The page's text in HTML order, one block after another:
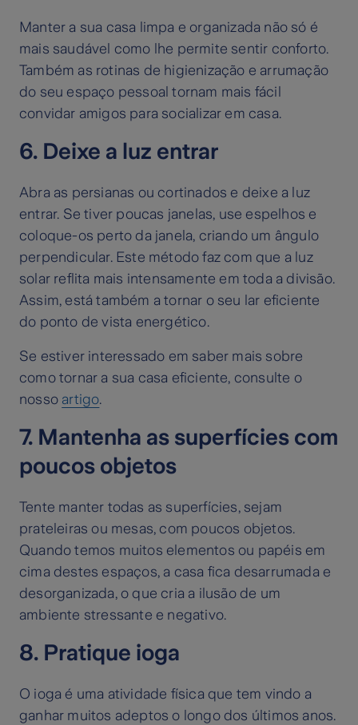
Manter a sua casa limpa e organizada não só é
mais saudável como lhe permite sentir conforto.
Também as rotinas de higienização e arrumação
do seu espaço pessoal tornam mais fácil
convidar amigos para socializar em casa.
6. Deixe a luz entrar
Abra as persianas ou cortinados e deixe a luz
entrar. Se tiver poucas janelas, use espelhos e
coloque-os perto da janela, criando um ângulo
perpendicular. Este método faz com que a luz
solar reflita mais intensamente em toda a divisão.
Assim, está também a tornar o seu lar eficiente
do ponto de vista energético.
Se estiver interessado em saber mais sobre
como tornar a sua casa eficiente, consulte o
nosso artigo.
7. Mantenha as superfícies com
poucos objetos
Tente manter todas as superfícies, sejam
prateleiras ou mesas, com poucos objetos.
Quando temos muitos elementos ou papéis em
cima destes espaços, a casa fica desarrumada e
desorganizada, o que cria a ilusão de um
ambiente stressante e negativo.
8. Pratique ioga
O ioga é uma atividade física que tem vindo a
ganhar muitos adeptos o longo dos últimos anos.